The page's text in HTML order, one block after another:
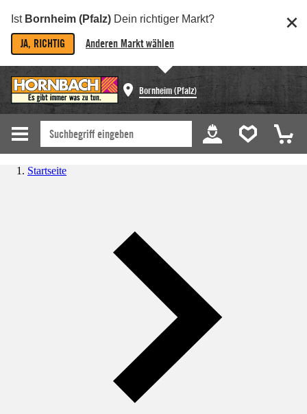
Ist Bornheim (Pfalz) Dein richtiger Markt?
JA, RICHTIG Anderen Markt wählen
Bornheim (Pfalz)
Startseite